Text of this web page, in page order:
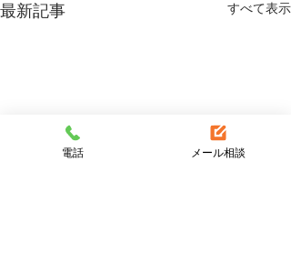
最新記事 すべて表示
電話 メール相談